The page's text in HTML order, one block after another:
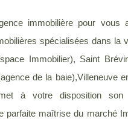
immobilière pour vous
spécialisées dans la
Immobilier), Saint
de la baie),Villeneuve
à votre disposition
parfaite maîtrise du marché